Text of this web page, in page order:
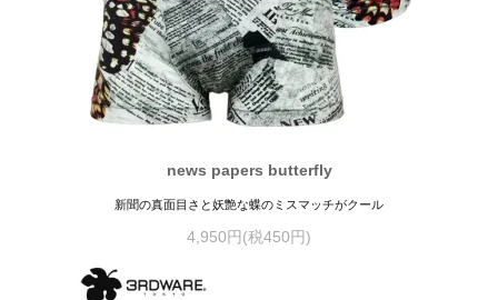
news papers butterfly
新聞の真面目さと妖艶な蝶のミスマッチがクール
4,950円(税450円)